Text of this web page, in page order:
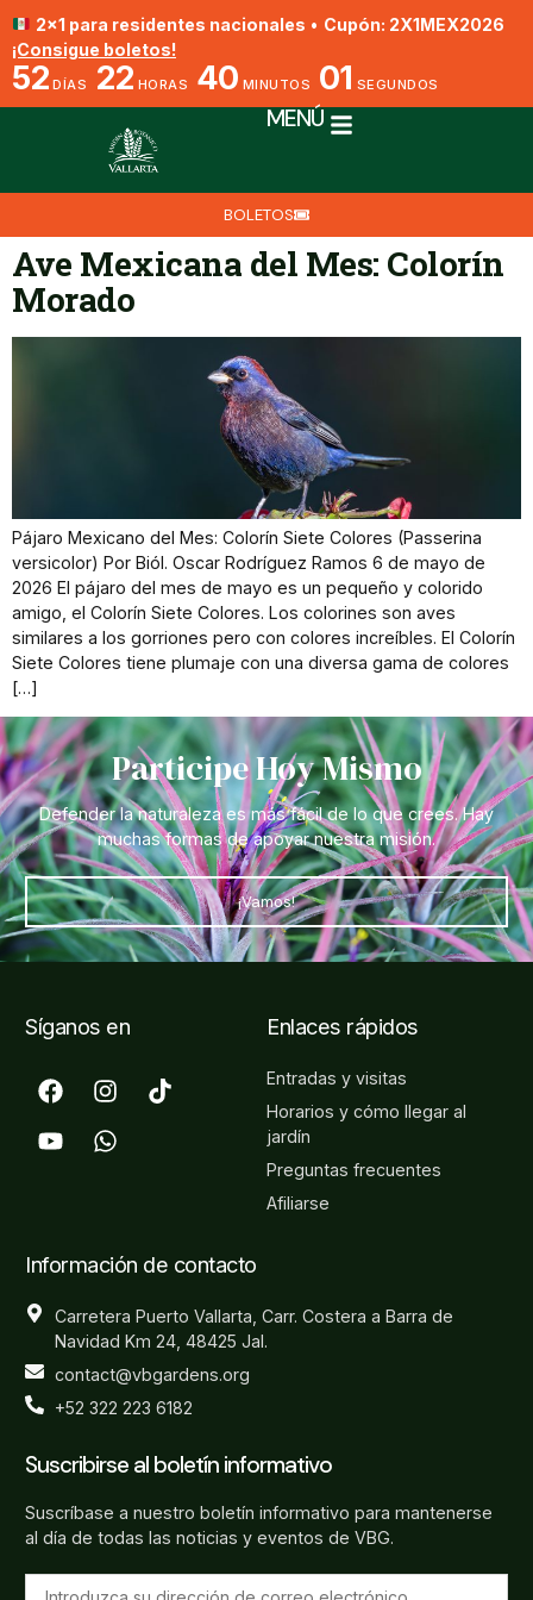
2x1 para residentes nacionales • Cupón: 2X1MEX2026
¡Consigue boletos!
52 DÍAS 22 HORAS 40 MINUTOS 01 SEGUNDOS
MENÚ
BOLETOS
Ave Mexicana del Mes: Colorín
Morado
Pájaro Mexicano del Mes: Colorín Siete Colores (Passerina
versicolor) Por Biól. Oscar Rodríguez Ramos 6 de mayo de
2026 El pájaro del mes de mayo es un pequeño y colorido
amigo, el Colorín Siete Colores. Los colorines son aves
similares a los gorriones pero con colores increíbles. El Colorín
Siete Colores tiene plumaje con una diversa gama de colores
[…]
Participe Hoy Mismo
Defender la naturaleza es más fácil de lo que crees. Hay
muchas formas de apoyar nuestra misión.
¡Vamos!
Síganos en Enlaces rápidos
Entradas y visitas
Horarios y cómo llegar al
jardín
Preguntas frecuentes
Afiliarse
Información de contacto
Carretera Puerto Vallarta, Carr. Costera a Barra de
Navidad Km 24, 48425 Jal.
contact@vbgardens.org
+52 322 223 6182
Suscribirse al boletín informativo
Suscríbase a nuestro boletín informativo para mantenerse
al día de todas las noticias y eventos de VBG.